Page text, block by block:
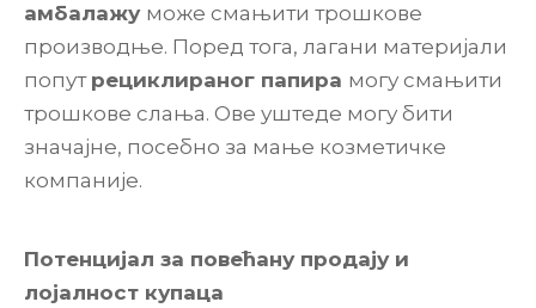
амбалажу може смањити трошкове
производње. Поред тога, лагани материјали
попут рециклираног папира могу смањити
трошкове слања. Ове уштеде могу бити
значајне, посебно за мање козметичке
компаније.
Потенцијал за повећану продају и
лојалност купаца